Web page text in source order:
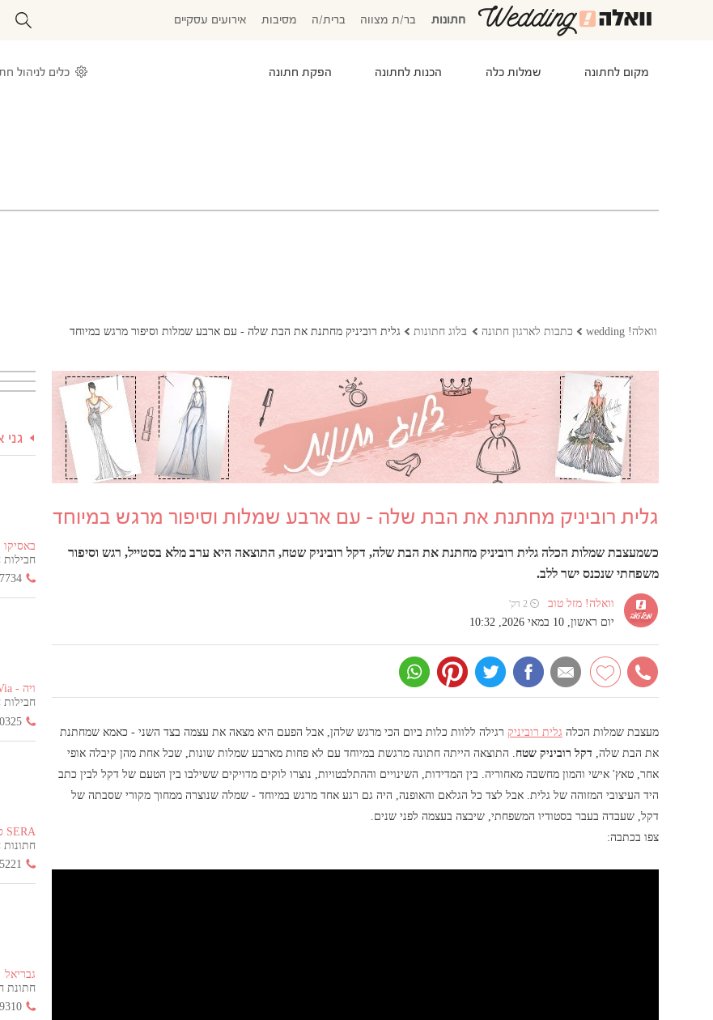
חתונות בר/ת מצווה ברית/ה מסיבות אירועים עסקיים
מקום לחתונה שמלות כלה הכנות לחתונה הפקת חתונה כלים לניהול
וואלה! wedding כתבות לארגון חתונה בלוג חתונות גלית רוביניק מחתנת את הבת שלה - עם ארבע שמלות וסיפור מרגש במיוחד
גלית רוביניק מחתנת את הבת שלה - עם ארבע שמלות וסיפור מרגש במיוחד
כשמעצבת שמלות הכלה גלית רוביניק מחתנת את הבת שלה, דקל רוביניק שטח, התוצאה היא ערב מלא בסטייל, רגש וסיפור
משפחתי שנכנס ישר ללב.
וואלה! מזל טוב ⏲ 2 דק'
יום ראשון, 10 במאי 2026, 10:32
מעצבת שמלות הכלה גלית רוביניק רגילה ללוות כלות ביום הכי מרגש שלהן, אבל הפעם היא מצאה את עצמה בצד השני - כאמא שמחתנת
את הבת שלה, דקל רוביניק שטח. התוצאה הייתה חתונה מרגשת במיוחד עם לא פחות מארבע שמלות שונות, שכל אחת מהן קיבלה אופי
אחר, טאץ' אישי והמון מחשבה מאחוריה. בין המדידות, השינויים וההתלבטויות, נוצרו לוקים מדויקים ששילבו בין הטעם של דקל לבין כתב
היד העיצובי המזוהה של גלית. אבל לצד כל הגלאם והאופנה, היה גם רגע אחד מרגש במיוחד - שמלה שנוצרה ממחוך מקורי שסבתה של
דקל, שעבדה בעבר בסטודיו המשפחתי, שיבצה בעצמה לפני שנים.
צפו בכתבה:
באסיקו
חבילות
ויה - Via
חבילות
SERA סרה
חתונות
גבריאל
חתונת